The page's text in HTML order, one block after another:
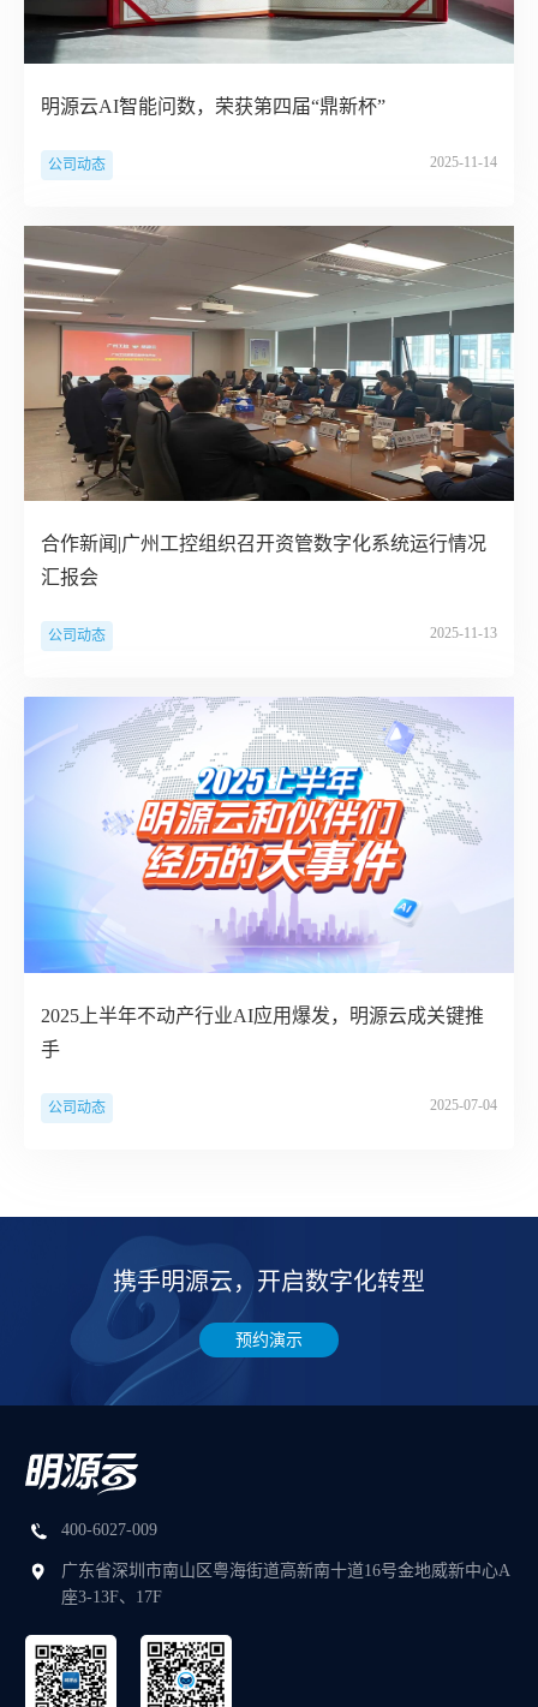
明源云AI智能问数，荣获第四届“鼎新杯”
公司动态 2025-11-14
合作新闻|广州工控组织召开资管数字化系统运行情况
汇报会
公司动态 2025-11-13
2025上半年不动产行业AI应用爆发，明源云成关键推
手
公司动态 2025-07-04
携手明源云，开启数字化转型
预约演示
400-6027-009
广东省深圳市南山区粤海街道高新南十道16号金地威新中心A
座3-13F、17F